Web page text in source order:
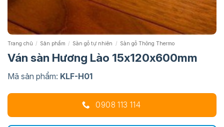
Trang chủ / Sản phẩm / Sàn gỗ tự nhiên / Sàn gỗ Thông Thermo
Ván sàn Hương Lào 15x120x600mm
Mã sản phẩm: KLF-H01
0908 113 114